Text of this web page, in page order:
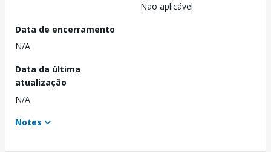
Não aplicável
Data de encerramento
N/A
Data da última
atualização
N/A
Notes